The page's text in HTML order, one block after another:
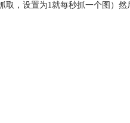
，设置为1就每秒抓一个图）